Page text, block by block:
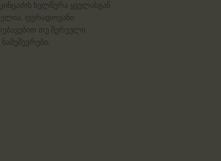
ხელწერა ყველასგან
ფერადოვანი
თუ შერეული